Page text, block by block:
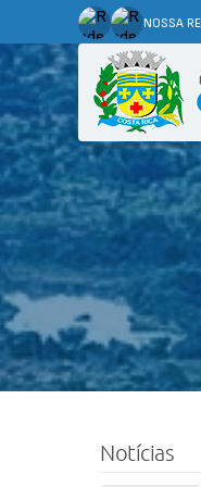
NOSSA
Notícias